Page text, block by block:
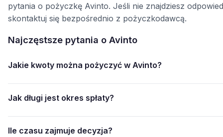
pytania o pożyczkę Avinto. Jeśli nie znajdziesz
skontaktuj się bezpośrednio z pożyczkodawcą.
Najczęstsze pytania o Avinto
Jakie kwoty można pożyczyć w Avinto?
Jak długi jest okres spłaty?
Ile czasu zajmuje decyzja?